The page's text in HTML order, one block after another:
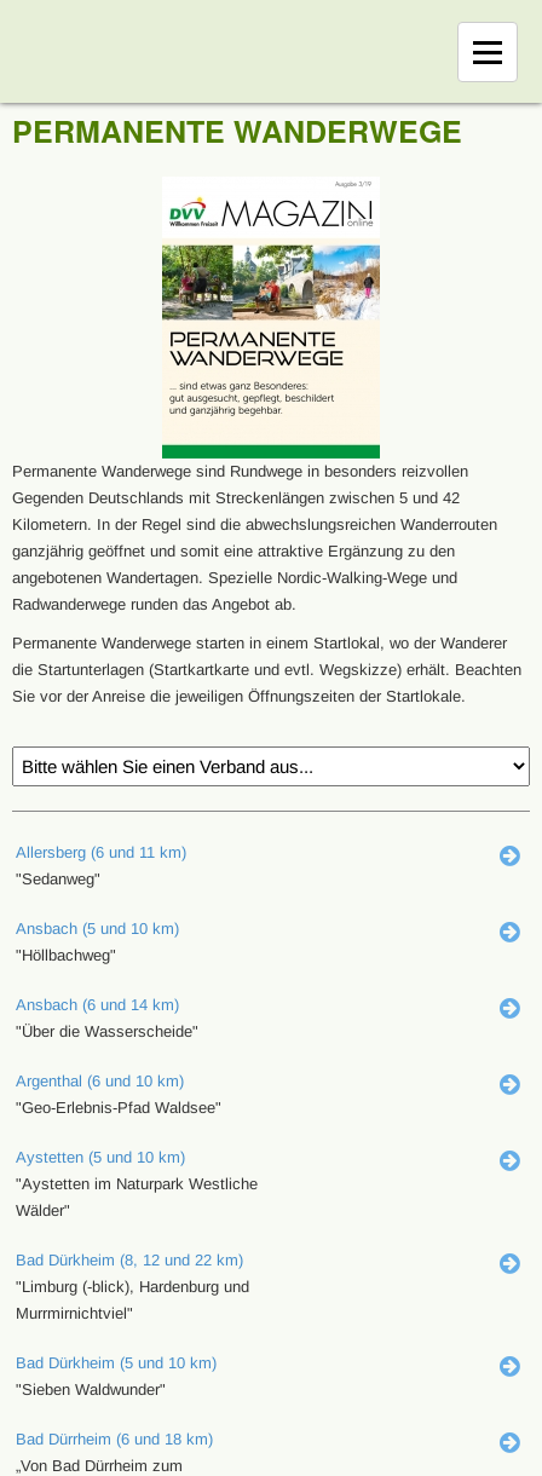
PERMANENTE WANDERWEGE
Permanente Wanderwege sind Rundwege in besonders reizvollen
Gegenden Deutschlands mit Streckenlängen zwischen 5 und 42
Kilometern. In der Regel sind die abwechslungsreichen Wanderrouten
ganzjährig geöffnet und somit eine attraktive Ergänzung zu den
angebotenen Wandertagen. Spezielle Nordic-Walking-Wege und
Radwanderwege runden das Angebot ab.
Permanente Wanderwege starten in einem Startlokal, wo der Wanderer
die Startunterlagen (Startkartkarte und evtl. Wegskizze) erhält. Beachten
Sie vor der Anreise die jeweiligen Öffnungszeiten der Startlokale.
Allersberg (6 und 11 km)
"Sedanweg"
Ansbach (5 und 10 km)
"Höllbachweg"
Ansbach (6 und 14 km)
"Über die Wasserscheide"
Argenthal (6 und 10 km)
"Geo-Erlebnis-Pfad Waldsee"
Aystetten (5 und 10 km)
"Aystetten im Naturpark Westliche
Wälder"
Bad Dürkheim (8, 12 und 22 km)
"Limburg (-blick), Hardenburg und
Murrmirnichtviel"
Bad Dürkheim (5 und 10 km)
"Sieben Waldwunder"
Bad Dürrheim (6 und 18 km)
„Von Bad Dürrheim zum